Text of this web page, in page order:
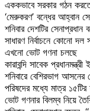
এককভাবে সরকার গঠন
‘মেরুকরণ’ বন্ধের আহ্বান
শনিবার দেশটির
সাধারণ নির্বাচনে কোনো
এখনো ভোট গণনা চলছে
কারাবন্দি সাবেক
শনিবারে বেশিরভাগ
পরিষদের মধ্যে মাত্র
ভোট গণনার বিলম্ব নিয়ে